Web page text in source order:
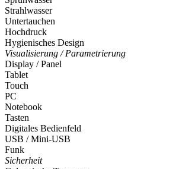
Strahlwasser
Untertauchen
Hochdruck
Hygienisches Design
Visualisierung / Parametrierung
Display / Panel
Tablet
Touch
PC
Notebook
Tasten
Digitales Bedienfeld
USB / Mini-USB
Funk
Sicherheit